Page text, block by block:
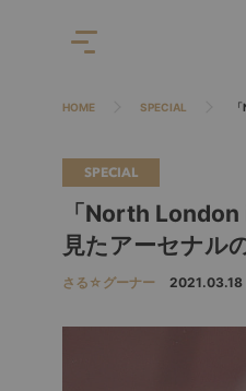
HOME SPECIAL
SPECIAL
「North
見たアーセナル
さる☆グーナー 2021.03.18